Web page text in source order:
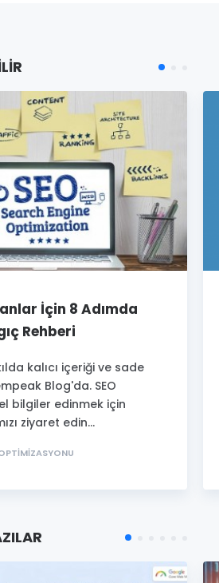
İçin 8 Adımda
Rehberi
kalıcı içeriği ve sade
Blog'da. SEO
bilgiler edinmek için
ziyaret edin...